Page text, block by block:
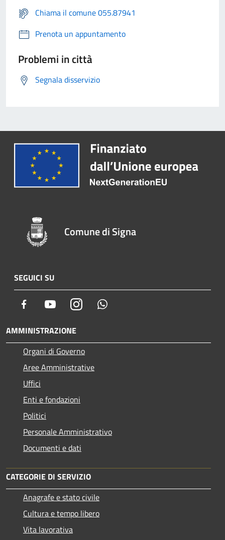
Chiama il comune 055.87941
Prenota un appuntamento
Problemi in città
Segnala disservizio
Comune di Signa
SEGUICI SU
Facebook YoutubeInstagram
AMMINISTRAZIONE
Organi di Governo
Aree Amministrative
Uffici
Enti e fondazioni
Politici
Personale Amministrativo
Documenti e dati
CATEGORIE DI SERVIZIO
Anagrafe e stato civile
Cultura e tempo libero
Vita lavorativa